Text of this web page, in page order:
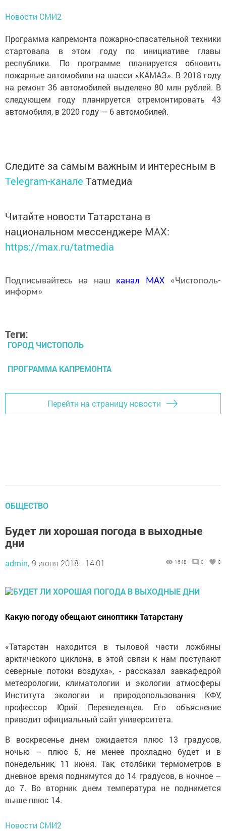
Новости СМИ2
Программа капремонта пожарно-спасательной техники
стартовала в этом году по инициативе главы
республики. По программе планируется обновить
пожарные автомобили на шасси «КАМАЗ». В 2018 году
на ремонт 36 автомобилей выделено 80 млн рублей. В
следующем году планируется отремонтировать 43
автомобиля, в 2020 году — 6 автомобилей.
Следите за самым важным и интересным в
Telegram-канале Татмедиа
Читайте новости Татарстана в
национальном мессенджере MАХ:
https://max.ru/tatmedia
Подписывайтесь на наш канал MAX«Чистополь-
информ»
Теги:
ГОРОД ЧИСТОПОЛЬ
ПРОГРАММА КАПРЕМОНТА
Перейти на страницу новости
ОБЩЕСТВО
Будет ли хорошая погода в выходные
дни
admin, 9 июня 2018 - 14:01 1648 0 0
Какую погоду обещают синоптики Татарстану
«Татарстан находится в тыловой части ложбины
арктического циклона, в этой связи к нам поступают
северные потоки воздуха», - рассказал завкафедрой
метеорологии, климатологии и экологии атмосферы
Института экологии и природопользования КФУ,
профессор Юрий Переведенцев. Его объяснение
приводит официальный сайт университета.
В воскресенье днем ожидается плюс 13 градусов,
ночью – плюс 5, не менее прохладно будет и в
понедельник, 11 июня. Так, столбики термометров в
дневное время поднимутся до 14 градусов, в ночное –
до 7. Во вторник днем температура не поднимется
выше плюс 14.
Новости СМИ2